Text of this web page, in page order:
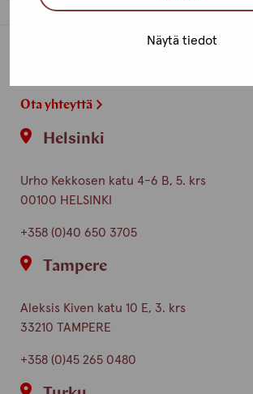
Näytä tiedot
Ota yhteyttä
Helsinki
Urho Kekkosen katu 4-6 B, 5. krs
00100 HELSINKI
+358 (0)40 650 3705
Tampere
Aleksis Kiven katu 10 E, 3. krs
33210 TAMPERE
+358 (0)45 265 0480